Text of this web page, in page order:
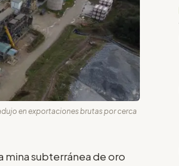
en exportaciones brutas por cerca
mina subterránea de oro